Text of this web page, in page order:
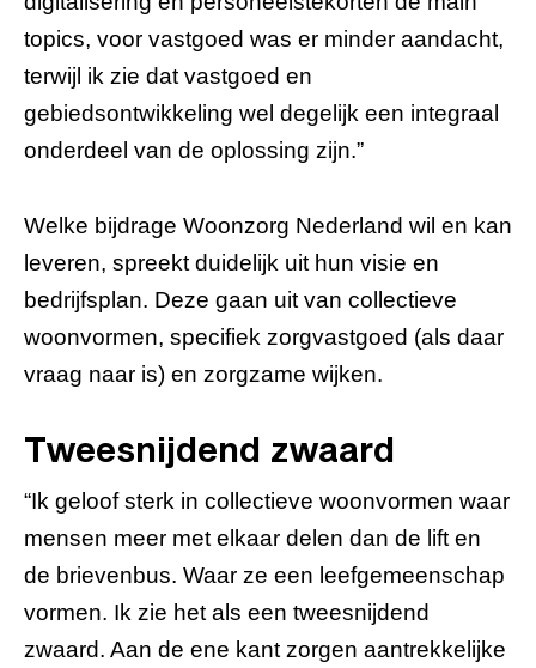
topics, voor vastgoed was er minder aandacht,
terwijl ik zie dat vastgoed en
gebiedsontwikkeling wel degelijk een integraal
onderdeel van de oplossing zijn.”
Welke bijdrage Woonzorg Nederland wil en kan
leveren, spreekt duidelijk uit hun visie en
bedrijfsplan. Deze gaan uit van collectieve
woonvormen, specifiek zorgvastgoed (als daar
vraag naar is) en zorgzame wijken.
Tweesnijdend zwaard
“Ik geloof sterk in collectieve woonvormen waar
mensen meer met elkaar delen dan de lift en
de brievenbus. Waar ze een leefgemeenschap
vormen. Ik zie het als een tweesnijdend
zwaard. Aan de ene kant zorgen aantrekkelijke